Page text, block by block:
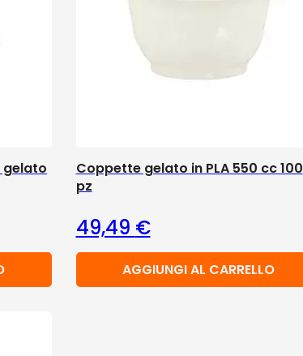
gelato
Coppette gelato in PLA 550 cc 100
pz
49,49 €
AGGIUNGI AL CARRELLO